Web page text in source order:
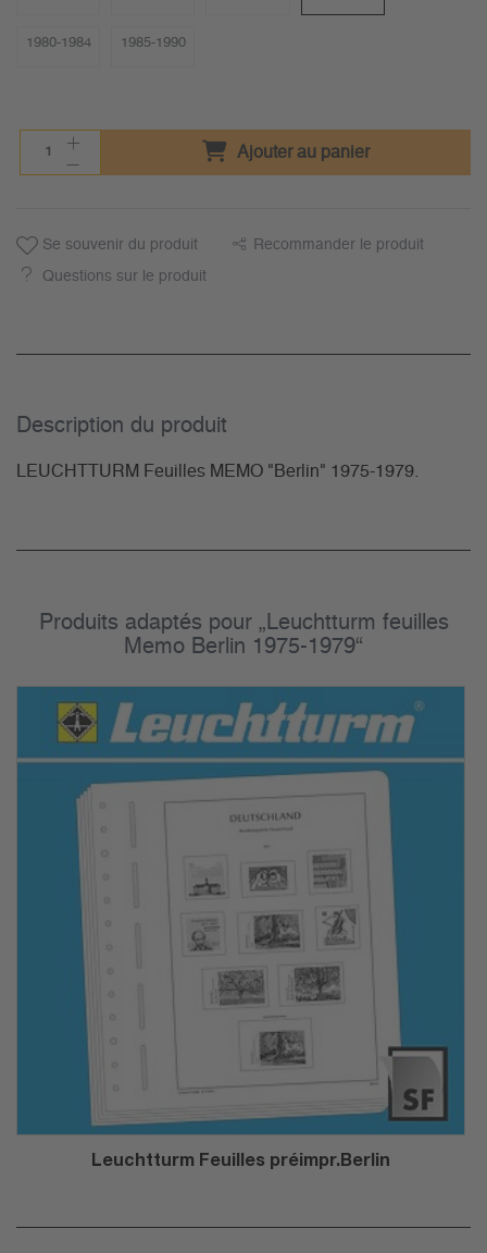
1980-1984 1985-1990
Ajouter au panier
Se souvenir du produit Recommander le produit
Questions sur le produit
Description du­ produit
LEUCHTTURM Feuilles MEMO "Berlin" 1975-1979.
Produits adaptés pour „Leuchtturm feuilles
Memo Berlin 1975-1979“
Leuchtturm Feuilles préimpr.Berlin